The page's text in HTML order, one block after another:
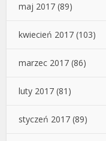
maj 2017 (89)
kwiecień 2017 (103)
marzec 2017 (86)
luty 2017 (81)
styczeń 2017 (89)